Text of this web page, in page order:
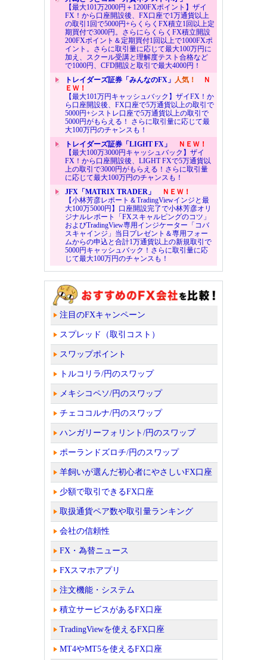
【最大101万2000円＋1200FXポイント】ザイ
FX！から口座開設後、FX口座で1万通貨以上
の取引1回で5000円+らくらくFX積立1回以上定
期買付で3000円。さらにらくらくFX積立開設
200FXポイント＆定期買付1回以上で1000FXポ
イント。さらに取引量に応じて最大100万円に
加え、スクール受講と理解度テスト合格など
で1000円、CFD開設と取引で最大4000円！
トレイダーズ証券「みんなのFX」 人気！
Ｎ
ＥＷ！
【最大101万円キャッシュバック】ザイFX！か
ら口座開設後、FX口座で5万通貨以上の取引で
5000円+シストレ口座で5万通貨以上の取引で
5000円がもらえる！ さらに取引量に応じて最
大100万円のチャンスも！
トレイダーズ証券「LIGHT FX」
ＮＥＷ！
【最大100万3000円キャッシュバック】ザイ
FX！から口座開設後、LIGHT FXで5万通貨以
上の取引で3000円がもらえる！さらに取引量
に応じて最大100万円のチャンスも！
JFX「MATRIX TRADER」
ＮＥＷ！
【小林芳彦レポート＆TradingViewインジと最
大100万5000円】口座開設完了で小林芳彦オリ
ジナルレポート「FXスキャルピングのコツ」
およびTradingView専用インジケーター「コバ
スキャインジ」当日プレゼント＆専用フォー
ムからの申込と合計1万通貨以上の新規取引で
5000円キャッシュバック！さらに取引量に応
じて最大100万円のチャンスも！
注目のFXキャンペーン
スプレッド（取引コスト）
スワップポイント
トルコリラ/円のスワップ
メキシコペソ/円のスワップ
チェココルナ/円のスワップ
ハンガリーフォリント/円のスワップ
ポーランドズロチ/円のスワップ
羊飼いが選んだ初心者にやさしいFX口座
少額で取引できるFX口座
取扱通貨ペア数や取引量ランキング
会社の信頼性
FX・為替ニュース
FXスマホアプリ
注文機能・システム
積立サービスがあるFX口座
TradingViewを使えるFX口座
MT4やMT5を使えるFX口座